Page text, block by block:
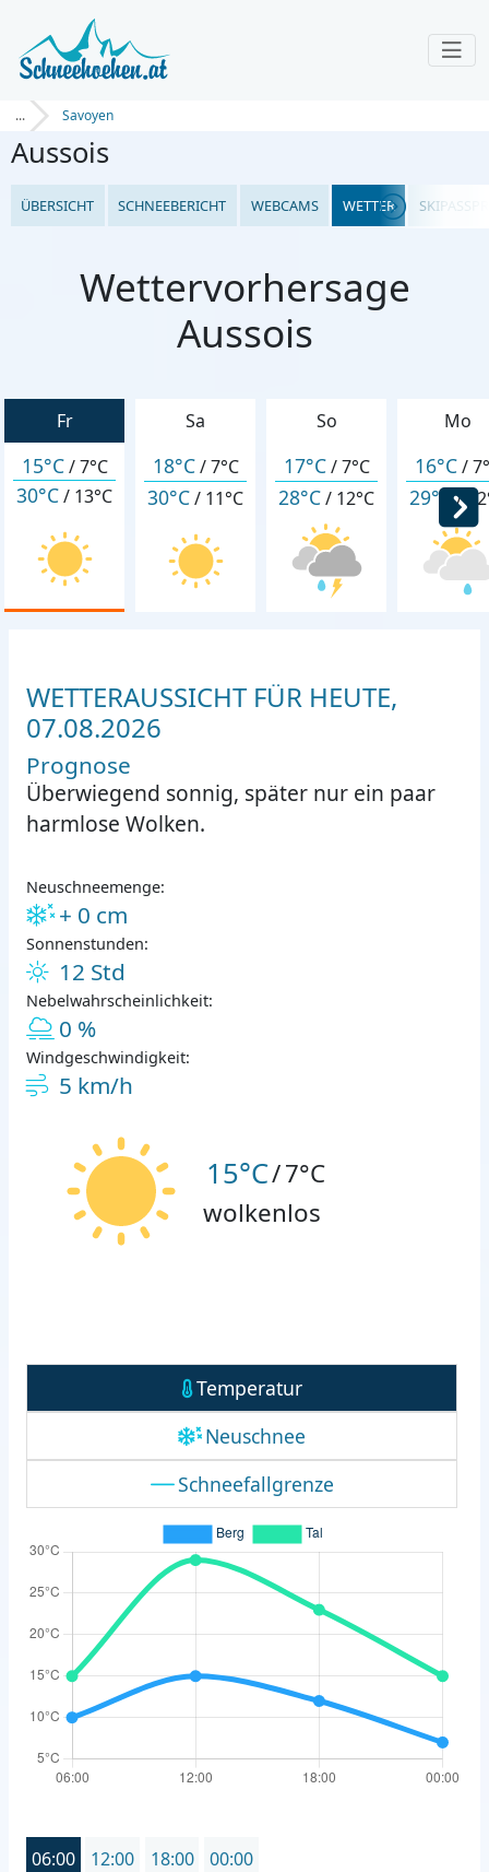
... Savoyen
Aussois
ÜBERSICHT SCHNEEBERICHT WEBCAMS WETTER
Wettervorhersage
Aussois
Fr
15°C/7°C
30°C/ 13°C
Sa
18°C/7°C
30°C/ 11°C
So
17°C/7°C
28°C/ 12°C
Mo
16°C/
29°C /
WETTERAUSSICHT FÜR HEUTE,
07.08.2026
Prognose
Überwiegend sonnig, später nur ein paar
harmlose Wolken.
Neuschneemenge:
+ 0 cm
Sonnenstunden:
12 Std
Nebelwahrscheinlichkeit:
0 %
Windgeschwindigkeit:
5 km/h
15°C/7°C
wolkenlos
Temperatur
Neuschnee
Schneefallgrenze
06:00 12:00 18:00 00:00